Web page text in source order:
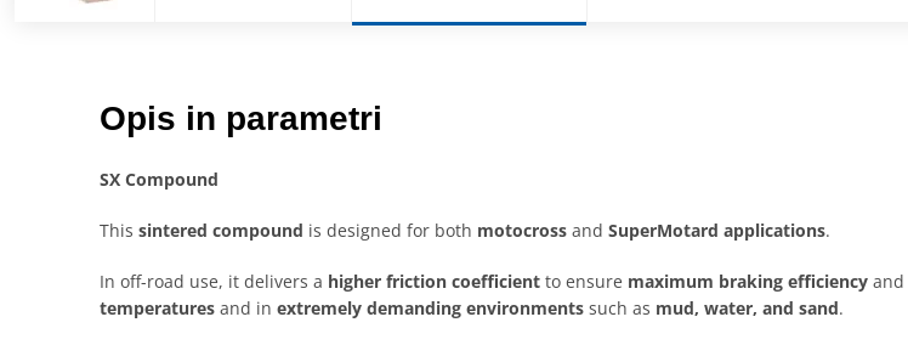
Opis in parametri
SX Compound
This sintered compound is designed for both motocross and SuperMotard applications.
In off-road use, it delivers a higher friction coefficient to ensure maximum braking efficiency and
temperatures and in extremely demanding environments such as mud, water, and sand.